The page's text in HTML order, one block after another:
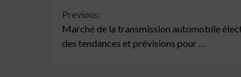
Continue
Reading
Previous:
Marché de la transmission automobile
des tendances et prévisions pour …